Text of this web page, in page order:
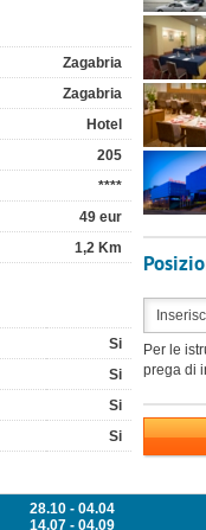
Zagabria
Zagabria
Hotel
205
****
49 eur
1,2 Km
Si
Si
Si
Si
Per le
prega di
28.10 - 04.04
14.07 - 04.09